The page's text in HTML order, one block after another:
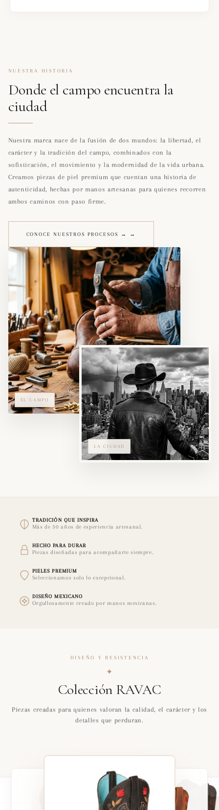
NUESTRA HISTORIA
Donde el campo encuentra la
ciudad
Nuestra marca nace de la fusión de dos mundos: la libertad, el
carácter y la tradición del campo, combinados con la
sofisticación, el movimiento y la modernidad de la vida urbana.
Creamos piezas de piel premium que cuentan una historia de
autenticidad, hechas por manos artesanas para quienes recorren
ambos caminos con paso firme.
CONOCE NUESTROS PROCESOS → →
EL CAMPO
LA CIUDAD
TRADICIÓN QUE INSPIRA
Más de 30 años de experiencia artesanal.
HECHO PARA DURAR
Piezas diseñadas para acompañarte siempre.
PIELES PREMIUM
Seleccionamos solo lo excepcional.
DISEÑO MEXICANO
Orgullosamente creado por manos mexicanas.
DISEÑO Y RESISTENCIA
✦
Colección RAVAC
Piezas creadas para quienes valoran la calidad, el carácter y los
detalles que perduran.